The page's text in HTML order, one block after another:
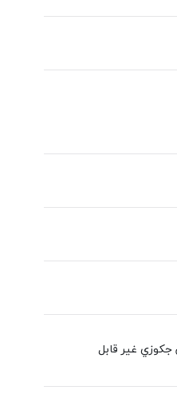
به ذكر است پانل جلو اين جكوزي غير قابل